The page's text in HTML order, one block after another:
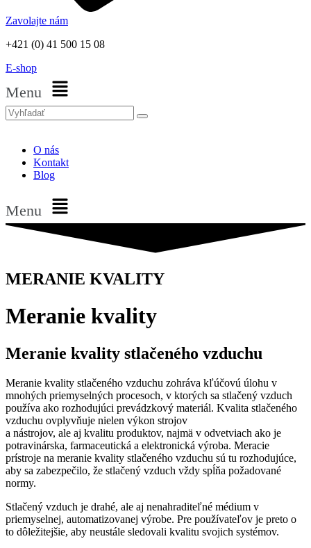
Zavolajte nám
+421 (0) 41 500 15 08
E-shop
Menu
O nás
Kontakt
Blog
Menu
MERANIE KVALITY
Meranie kvality
Meranie kvality stlačeného vzduchu
Meranie kvality stlačeného vzduchu zohráva kľúčovú úlohu v
mnohých priemyselných procesoch, v ktorých sa stlačený vzduch
používa ako rozhodujúci prevádzkový materiál. Kvalita stlačeného
vzduchu ovplyvňuje nielen výkon strojov
a nástrojov, ale aj kvalitu produktov, najmä v odvetviach ako je
potravinárska, farmaceutická a elektronická výroba. Meracie
prístroje na meranie kvality stlačeného vzduchu sú tu rozhodujúce,
aby sa zabezpečilo, že stlačený vzduch vždy spĺňa požadované
normy.
Stlačený vzduch je drahé, ale aj nenahraditeľné médium v ​​
priemyselnej, automatizovanej výrobe. Pre používateľov je preto o
to dôležitejšie, aby neustále sledovali kvalitu svojich systémov.